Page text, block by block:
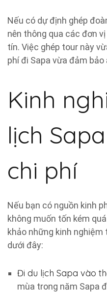
Nếu có dự định ghép
nên thông qua các đơn
tín. Việc ghép tour này
phí đi Sapa vừa đảm bảo
Kinh
lịch
chi phí
Nếu bạn có nguồn kinh
không muốn tốn kém
khảo những kinh
dưới đây:
Đi du lịch Sapa vào
mùa trong năm Sapa